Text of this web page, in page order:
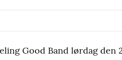
Good Band lørdag den